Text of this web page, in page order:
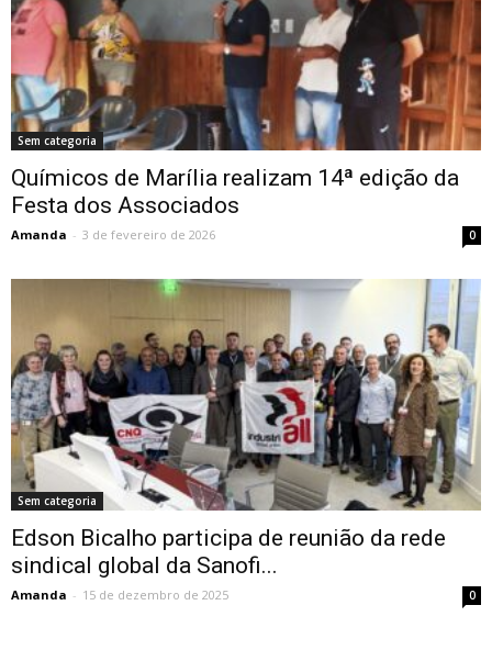
Sem categoria
Químicos de Marília realizam 14ª edição da
Festa dos Associados
Amanda - 3 de fevereiro de 2026 0
Sem categoria
Edson Bicalho participa de reunião da rede
sindical global da Sanofi...
Amanda - 15 de dezembro de 2025 0